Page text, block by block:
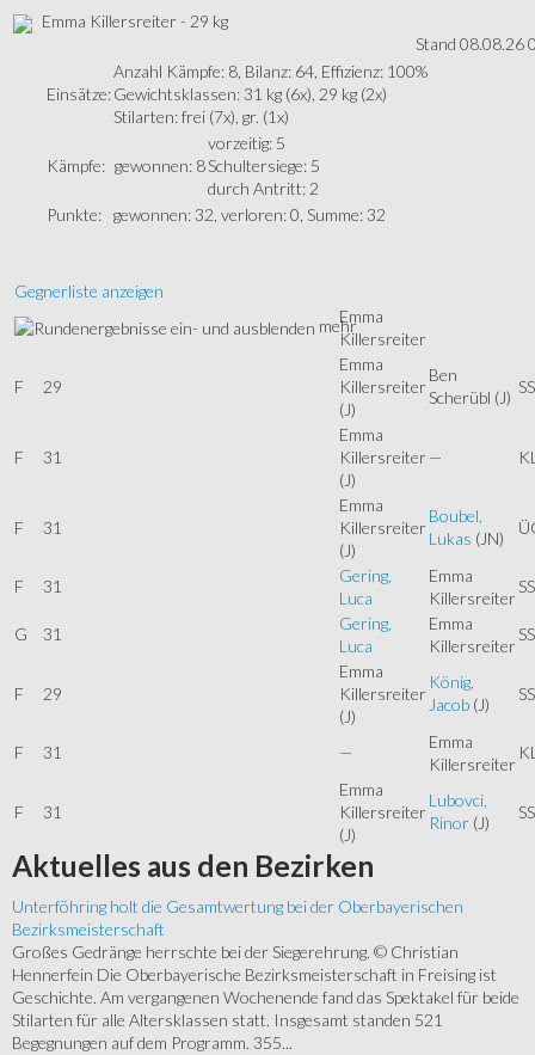
Emma Killersreiter - 29 kg
Stand 08.08.26
Einsätze:
Anzahl Kämpfe: 8, Bilanz: 64, Effizienz: 100%
Gewichtsklassen: 31 kg (6x), 29 kg (2x)
Stilarten: frei (7x), gr. (1x)
Kämpfe: gewonnen: 8
vorzeitig: 5
Schultersiege: 5
durch Antritt: 2
Punkte: gewonnen: 32, verloren: 0, Summe: 32
Gegnerliste anzeigen
mehrEmma
Killersreiter
F 29
Emma
Killersreiter
(J)
Ben
Scherübl (J)
SS
F 31
Emma
Killersreiter
(J)
—
F 31
Emma
Killersreiter
(J)
Boubel,
Lukas (JN)
F 31
Gering,
Luca
Emma
Killersreiter
SS
G 31
Gering,
Luca
Emma
Killersreiter
SS
F 29
Emma
Killersreiter
(J)
König,
Jacob (J)
SS
F 31 —
Emma
Killersreiter
F 31
Emma
Killersreiter
(J)
Lubovci,
Rinor (J)
SS
Aktuelles aus den Bezirken
Unterföhring holt die Gesamtwertung bei der Oberbayerischen
Bezirksmeisterschaft
Großes Gedränge herrschte bei der Siegerehrung. © Christian
Hennerfein Die Oberbayerische Bezirksmeisterschaft in Freising ist
Geschichte. Am vergangenen Wochenende fand das Spektakel für beide
Stilarten für alle Altersklassen statt. Insgesamt standen 521
Begegnungen auf dem Programm. 355...